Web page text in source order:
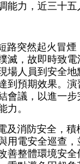
能力，近三十五
路突然起火冒煙
滅，故即時致
場人員到安全
到預期效果。
會議，以進一
力。
及消防安全，積
用電安全巡查
善整體環境安